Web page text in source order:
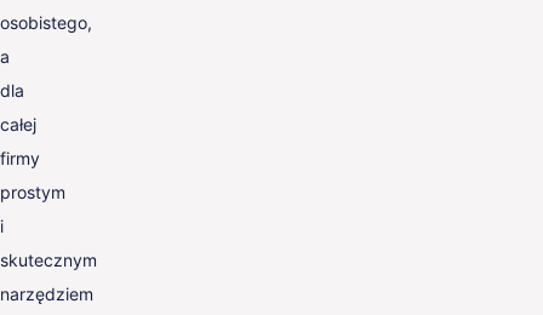
osobistego,
a
dla
całej
firmy
prostym
i
skutecznym
narzędziem